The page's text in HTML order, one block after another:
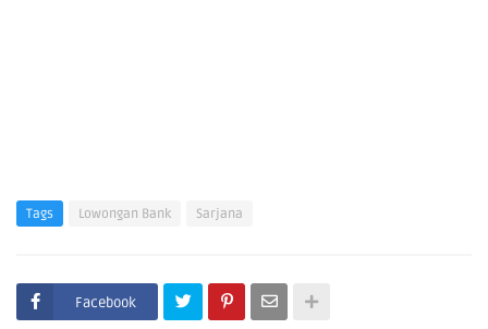
Tags Lowongan Bank Sarjana
Facebook